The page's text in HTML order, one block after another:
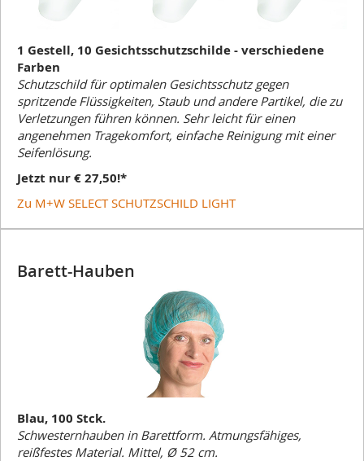
1 Gestell, 10 Gesichtsschutzschilde - verschiedene
Farben
Schutzschild für optimalen Gesichtsschutz gegen
spritzende Flüssigkeiten, Staub und andere Partikel, die zu
Verletzungen führen können. Sehr leicht für einen
angenehmen Tragekomfort, einfache Reinigung mit einer
Seifenlösung.
Jetzt nur € 27,50!*
Zu M+W SELECT SCHUTZSCHILD LIGHT
Barett-Hauben
Blau, 100 Stck.
Schwesternhauben in Barettform. Atmungsfähiges,
reißfestes Material. Mittel, Ø 52 cm.